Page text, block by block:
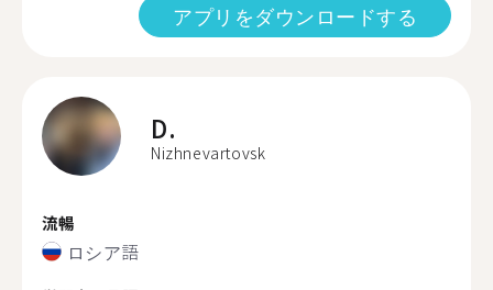
アプリをダウンロードする
D.
Nizhnevartovsk
流暢
ロシア語